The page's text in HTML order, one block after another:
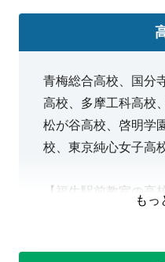
＼小学生 「思考力養成」り
●小学生の
思考力』を
●中学受験
低学年から
代田高校、中央学院
高校、東亜学園高校
子高校、東京成徳大
電機大高校、東京立
高校、日本体育大学
校、日本大学第一高
八王子高校、東野高
立正大学付属立正中学
青梅総合高校、国分
高校、多摩工科高校
松が谷高校、啓明学
校、東京純心女子高
【福生駅前教室の高
もっ